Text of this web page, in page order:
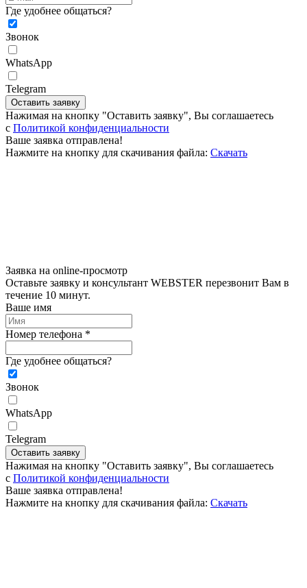
Где удобнее общаться?
Звонок
WhatsApp
Telegram
Оставить заявку
Нажимая на кнопку "Оставить заявку", Вы соглашаетесь
c Политикой конфиденциальности
Ваше заявка отправлена!
Нажмите на кнопку для скачивания файла: Скачать
Заявка на online-просмотр
Оставьте заявку и консультант WEBSTER перезвонит Вам в
течение 10 минут.
Ваше имя
Номер телефона *
Где удобнее общаться?
Звонок
WhatsApp
Telegram
Оставить заявку
Нажимая на кнопку "Оставить заявку", Вы соглашаетесь
c Политикой конфиденциальности
Ваше заявка отправлена!
Нажмите на кнопку для скачивания файла: Скачать